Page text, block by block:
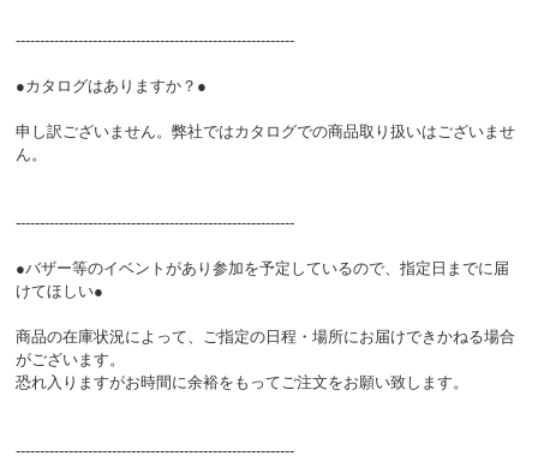
----------------------------------------------------------
●カタログはありますか？●
申し訳ございません。弊社ではカタログでの商品取り扱いはございませ
ん。
----------------------------------------------------------
●バザー等のイベントがあり参加を予定しているので、指定日までに届
けてほしい●
商品の在庫状況によって、ご指定の日程・場所にお届けできかねる場合
がございます。
恐れ入りますがお時間に余裕をもってご注文をお願い致します。
----------------------------------------------------------